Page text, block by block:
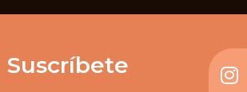
Suscríbete